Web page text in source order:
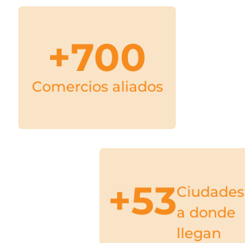
Comercios aliados
+700
Ciudades
a donde
llegan
+53